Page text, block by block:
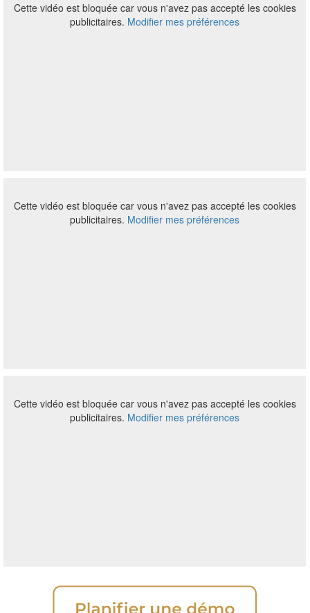
Cette vidéo est bloquée car vous n'avez pas accepté les cookies
publicitaires. Modifier mes préférences
Cette vidéo est bloquée car vous n'avez pas accepté les cookies
publicitaires. Modifier mes préférences
Cette vidéo est bloquée car vous n'avez pas accepté les cookies
publicitaires. Modifier mes préférences